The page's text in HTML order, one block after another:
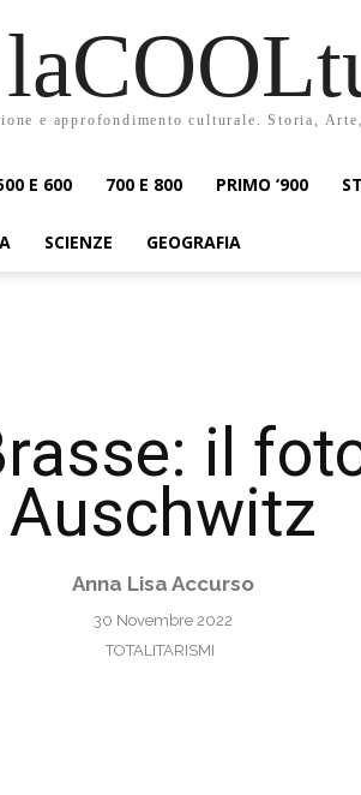
e approfondimento culturale. Storia,
E 600 700 E 800 PRIMO ‘900
SCIENZE GEOGRAFIA
il
Auschwitz
Anna Lisa Accurso
30 Novembre 2022
TOTALITARISMI